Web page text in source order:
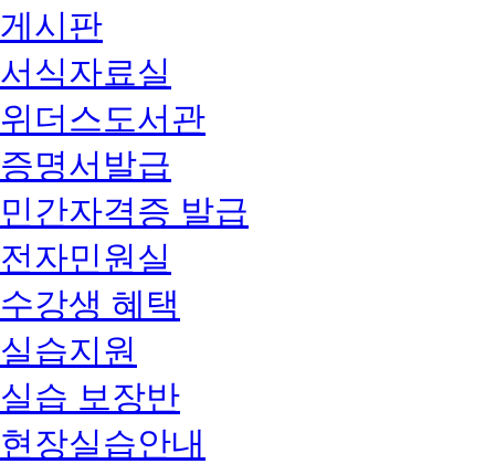
게시판
서식자료실
위더스도서관
증명서발급
민간자격증 발급
전자민원실
수강생 혜택
실습지원
실습 보장반
현장실습안내